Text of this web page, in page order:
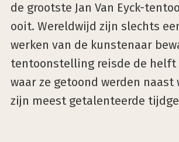
de grootste Jan Van Eyck-
ooit. Wereldwijd zijn slechts
werken van de kunstenaar
tentoonstelling reisde de helft
waar ze getoond werden naast
zijn meest getalenteerde